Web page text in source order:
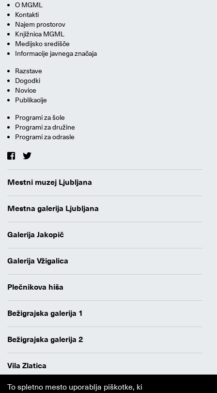
O MGML
Kontakti
Najem prostorov
Knjižnica MGML
Medijsko središče
Informacije javnega značaja
Razstave
Dogodki
Novice
Publikacije
Programi za šole
Programi za družine
Programi za odrasle
Mestni muzej Ljubljana
Mestna galerija Ljubljana
Galerija Jakopič
Galerija Vžigalica
Plečnikova hiša
Bežigrajska galerija 1
Bežigrajska galerija 2
Vila Zlatica
To spletno mesto uporablja piškotke, ki